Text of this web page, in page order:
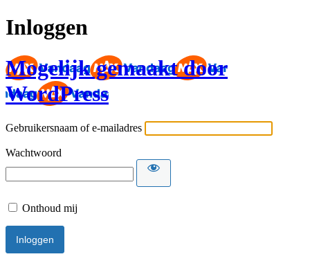
Inloggen
Mogelijk gemaakt door
WordPress
Gebruikersnaam of e-mailadres
Wachtwoord
Onthoud mij